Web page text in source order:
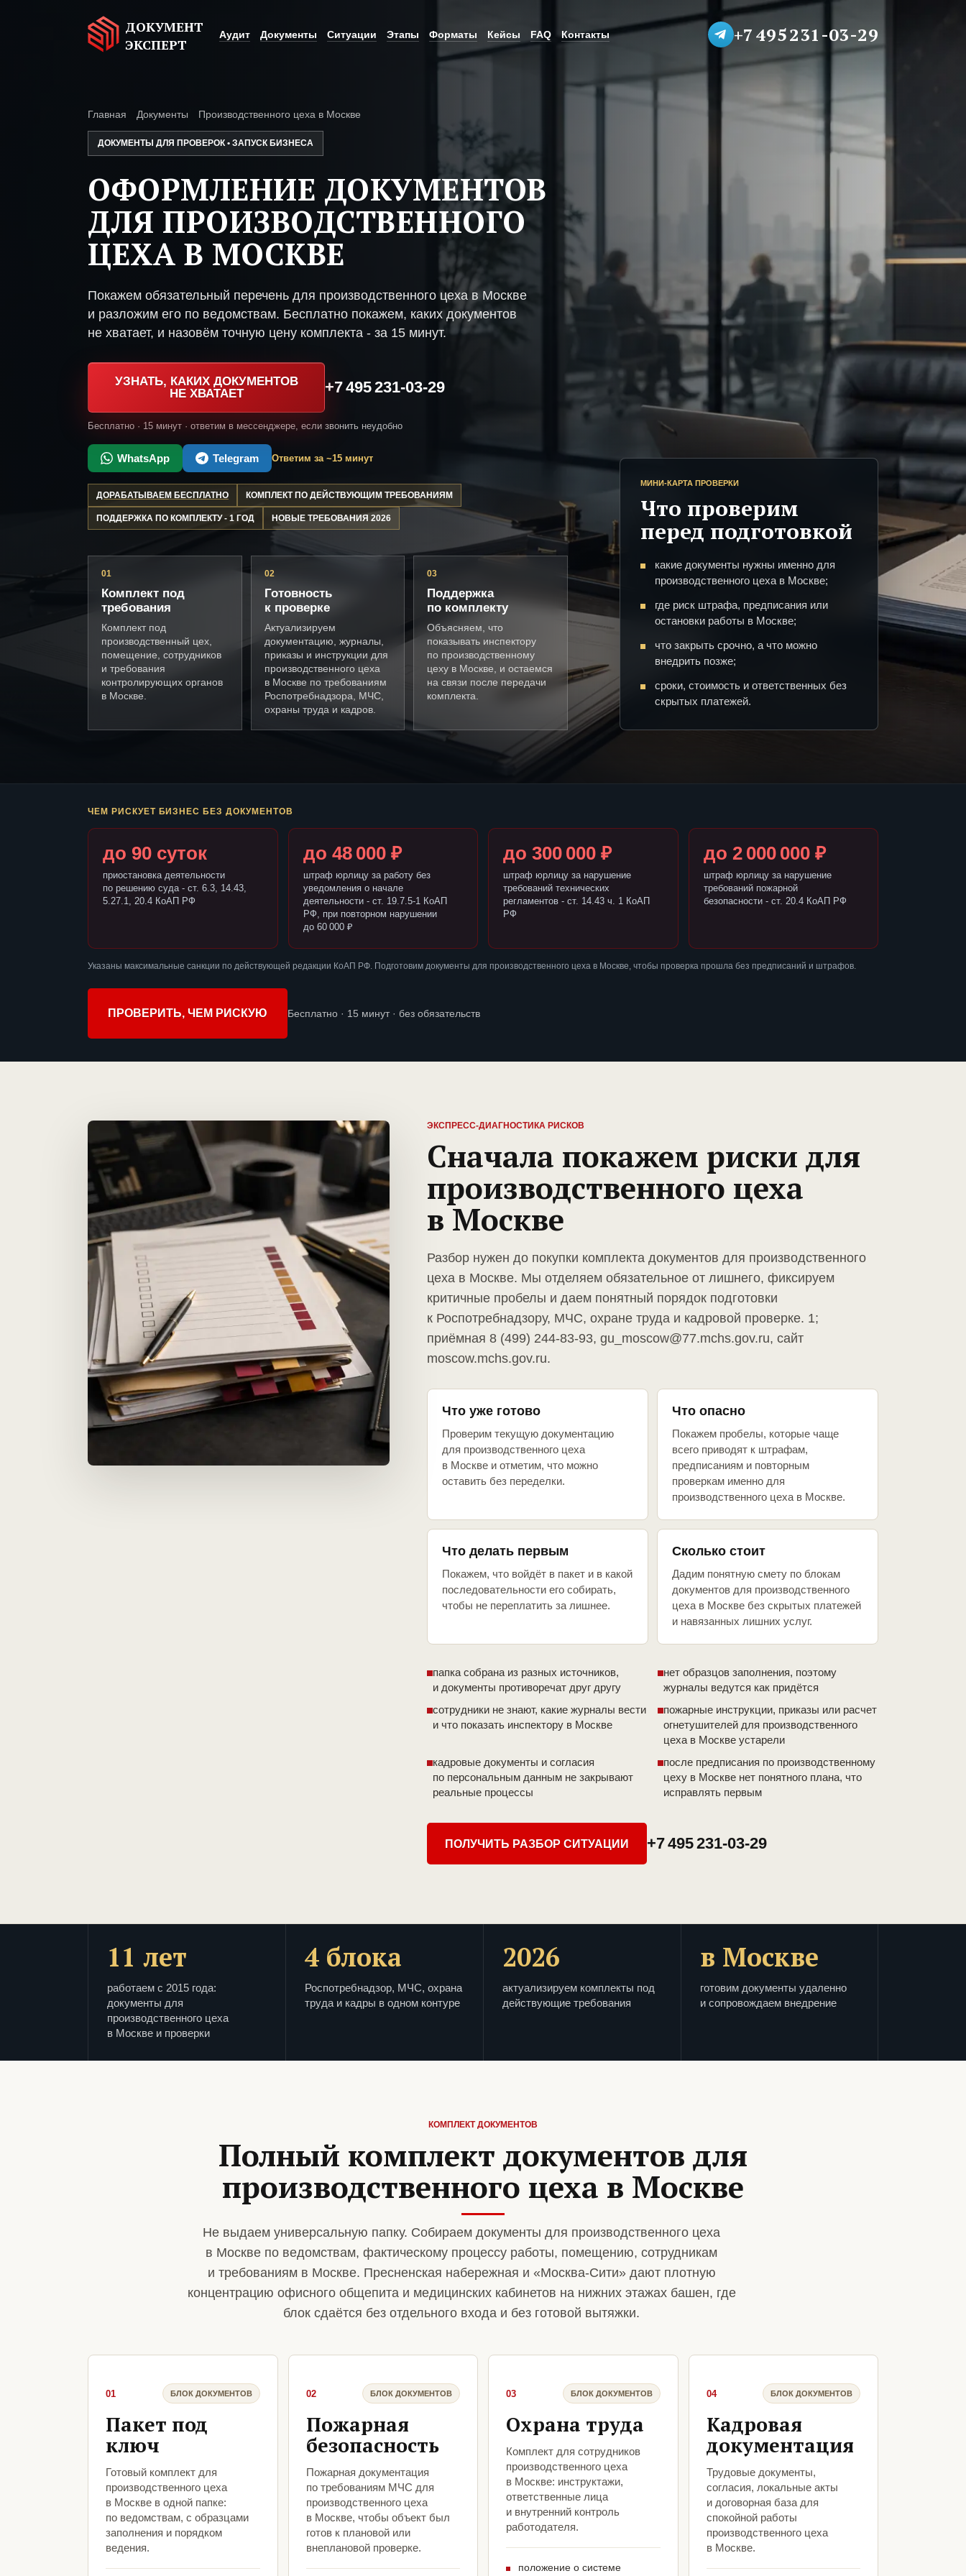
ДОКУМЕНТ
ЭКСПЕРТ
Аудит Документы Ситуации Этапы Форматы Кейсы FAQ Контакты +7 495 231-03-29
Главная Документы Производственного цеха в Москве
ДОКУМЕНТЫ ДЛЯ ПРОВЕРОК • ЗАПУСК БИЗНЕСА
ОФОРМЛЕНИЕ ДОКУМЕНТОВ
ДЛЯ ПРОИЗВОДСТВЕННОГО
ЦЕХА В МОСКВЕ
Покажем обязательный перечень для производственного цеха в Москве
и разложим его по ведомствам. Бесплатно покажем, каких документов
не хватает, и назовём точную цену комплекта - за 15 минут.
УЗНАТЬ, КАКИХ ДОКУМЕНТОВ
НЕ ХВАТАЕТ
+7 495 231-03-29
Бесплатно · 15 минут · ответим в мессенджере, если звонить неудобно
WhatsApp Telegram Ответим за ~15 минут
ДОРАБАТЫВАЕМ БЕСПЛАТНО КОМПЛЕКТ ПО ДЕЙСТВУЮЩИМ ТРЕБОВАНИЯМ
ПОДДЕРЖКА ПО КОМПЛЕКТУ - 1 ГОД НОВЫЕ ТРЕБОВАНИЯ 2026
01
Комплект под
требования
Комплект под
производственный цех,
помещение, сотрудников
и требования
контролирующих органов
в Москве.
02
Готовность
к проверке
Актуализируем
документацию, журналы,
приказы и инструкции для
производственного цеха
в Москве по требованиям
Роспотребнадзора, МЧС,
охраны труда и кадров.
03
Поддержка
по комплекту
Объясняем, что
показывать инспектору
по производственному
цеху в Москве, и остаемся
на связи после передачи
комплекта.
МИНИ-КАРТА ПРОВЕРКИ
Что проверим
перед подготовкой
какие документы нужны именно для
производственного цеха в Москве;
где риск штрафа, предписания или
остановки работы в Москве;
что закрыть срочно, а что можно
внедрить позже;
сроки, стоимость и ответственных без
скрытых платежей.
ЧЕМ РИСКУЕТ БИЗНЕС БЕЗ ДОКУМЕНТОВ
до 90 суток
приостановка деятельности
по решению суда - ст. 6.3, 14.43,
5.27.1, 20.4 КоАП РФ
до 48 000 ₽
штраф юрлицу за работу без
уведомления о начале
деятельности - ст. 19.7.5-1 КоАП
РФ, при повторном нарушении
до 60 000 ₽
до 300 000 ₽
штраф юрлицу за нарушение
требований технических
регламентов - ст. 14.43 ч. 1 КоАП
РФ
до 2 000 000 ₽
штраф юрлицу за нарушение
требований пожарной
безопасности - ст. 20.4 КоАП РФ
Указаны максимальные санкции по действующей редакции КоАП РФ. Подготовим документы для производственного цеха в Москве, чтобы проверка прошла без предписаний и штрафов.
ПРОВЕРИТЬ, ЧЕМ РИСКУЮ Бесплатно · 15 минут · без обязательств
ЭКСПРЕСС-ДИАГНОСТИКА РИСКОВ
Сначала покажем риски для
производственного цеха
в Москве
Разбор нужен до покупки комплекта документов для производственного
цеха в Москве. Мы отделяем обязательное от лишнего, фиксируем
критичные пробелы и даем понятный порядок подготовки
к Роспотребнадзору, МЧС, охране труда и кадровой проверке. 1;
приёмная 8 (499) 244-83-93, gu_moscow@77.mchs.gov.ru, сайт
moscow.mchs.gov.ru.
Что уже готово
Проверим текущую документацию
для производственного цеха
в Москве и отметим, что можно
оставить без переделки.
Что опасно
Покажем пробелы, которые чаще
всего приводят к штрафам,
предписаниям и повторным
проверкам именно для
производственного цеха в Москве.
Что делать первым
Покажем, что войдёт в пакет и в какой
последовательности его собирать,
чтобы не переплатить за лишнее.
Сколько стоит
Дадим понятную смету по блокам
документов для производственного
цеха в Москве без скрытых платежей
и навязанных лишних услуг.
папка собрана из разных источников,
и документы противоречат друг другу
нет образцов заполнения, поэтому
журналы ведутся как придётся
сотрудники не знают, какие журналы вести
и что показать инспектору в Москве
пожарные инструкции, приказы или расчет
огнетушителей для производственного
цеха в Москве устарели
кадровые документы и согласия
по персональным данным не закрывают
реальные процессы
после предписания по производственному
цеху в Москве нет понятного плана, что
исправлять первым
ПОЛУЧИТЬ РАЗБОР СИТУАЦИИ +7 495 231-03-29
11 лет
работаем с 2015 года:
документы для
производственного цеха
в Москве и проверки
4 блока
Роспотребнадзор, МЧС, охрана
труда и кадры в одном контуре
2026
актуализируем комплекты под
действующие требования
в Москве
готовим документы удаленно
и сопровождаем внедрение
КОМПЛЕКТ ДОКУМЕНТОВ
Полный комплект документов для
производственного цеха в Москве
Не выдаем универсальную папку. Собираем документы для производственного цеха
в Москве по ведомствам, фактическому процессу работы, помещению, сотрудникам
и требованиям в Москве. Пресненская набережная и «Москва-Сити» дают плотную
концентрацию офисного общепита и медицинских кабинетов на нижних этажах башен, где
блок сдаётся без отдельного входа и без готовой вытяжки.
01 БЛОК ДОКУМЕНТОВ
Пакет под
ключ
Готовый комплект для
производственного цеха
в Москве в одной папке:
по ведомствам, с образцами
заполнения и порядком
ведения.
02 БЛОК ДОКУМЕНТОВ
Пожарная
безопасность
Пожарная документация
по требованиям МЧС для
производственного цеха
в Москве, чтобы объект был
готов к плановой или
внеплановой проверке.
03 БЛОК ДОКУМЕНТОВ
Охрана труда
Комплект для сотрудников
производственного цеха
в Москве: инструктажи,
ответственные лица
и внутренний контроль
работодателя.
положение о системе
04 БЛОК ДОКУМЕНТОВ
Кадровая
документация
Трудовые документы,
согласия, локальные акты
и договорная база для
спокойной работы
производственного цеха
в Москве.